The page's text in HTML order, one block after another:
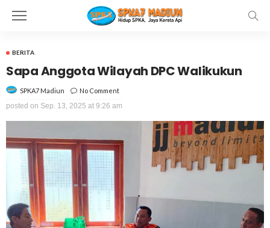
BERITA
Sapa Anggota Wilayah DPC Walikukun
SPKA7 Madiun No Comment
posted on Sep. 13, 2025 at 9:26 am